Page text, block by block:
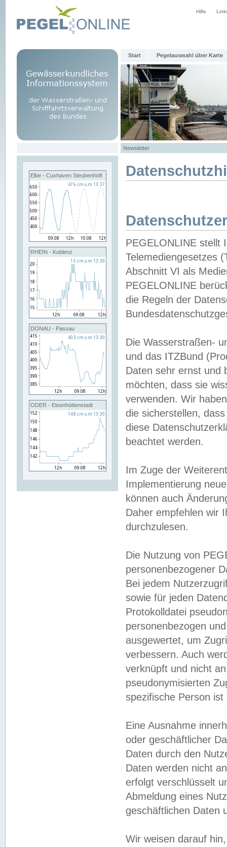
Hilfe
Start Pegelauswahl über Karte
Newsletter
Elbe - Cuxhaven Steubenhöft
RHEIN - Koblenz
DONAU - Passau
ODER - Eisenhüttenstadt
PEGELONLINE stellt
Telemediengesetzes
Abschnitt VI als
PEGELONLINE
die Regeln der
Die Wasserstraßen-
und das ITZBund
Daten sehr ernst und
möchten, dass sie
verwenden. Wir
die sicherstellen,
diese
beachtet werden.
Im Zuge der
Implementierung
können auch
Daher empfehlen wir
durchzulesen.
Die Nutzung von
personenbezogener
Bei jedem
sowie für jeden
Protokolldatei
personenbezogen
ausgewertet, um
verbessern. Auch
verknüpft und nicht
pseudonymisierten
spezifische Person
Eine Ausnahme
oder geschäftlicher
Daten durch den
Daten werden nicht
erfolgt verschlüsselt
Abmeldung eines
geschäftlichen Daten
Wir weisen darauf